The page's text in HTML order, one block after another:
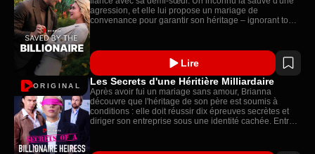
agression, et elle lui propose un mariage de
convenance pour garantir son héritage – ignorant tout
Lire
ORIGINAL Les Secrets d'une Héritière Milliardaire
Après avoir fui un mariage sans amour, Brianna
découvre que l'héritage de son père est soumis à
conditions : elle doit réussir dix épreuves secrètes et
diriger son entreprise sous une identité cachée. Entre